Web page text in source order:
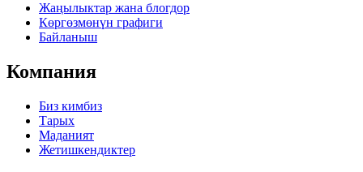
Жаңылыктар жана блогдор
Көргөзмөнүн графиги
Байланыш
Компания
Биз кимбиз
Тарых
Маданият
Жетишкендиктер